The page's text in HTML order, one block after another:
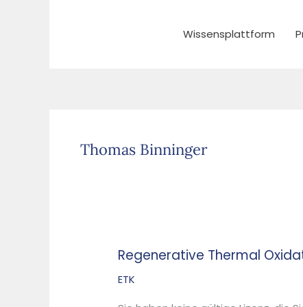
Wissensplattform
Thomas Binninger
Regenerative Thermal
ETK
Regenerative
Thermal